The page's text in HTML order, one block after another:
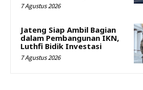
7 Agustus 2026
Jateng Siap Ambil Bagian
dalam Pembangunan IKN,
Luthfi Bidik Investasi
7 Agustus 2026